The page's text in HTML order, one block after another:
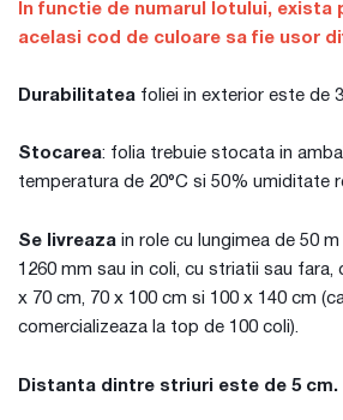
In functie de numarul lotului,
acelasi cod de culoare sa fie usor
Durabilitatea foliei in exterior este de
Stocarea: folia trebuie stocata in
temperatura de 20°C si 50% umiditate
Se livreaza in role cu lungimea de 50
1260 mm sau in coli, cu striatii sau fara,
x 70 cm, 70 x 100 cm si 100 x 140 cm
comercializeaza la top de 100 coli).
Distanta dintre striuri este de 5 cm.